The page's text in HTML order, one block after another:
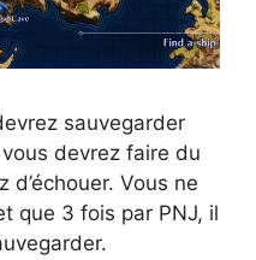
sauvegarder
devrez faire du
Vous ne
que 3 fois par PNJ, il